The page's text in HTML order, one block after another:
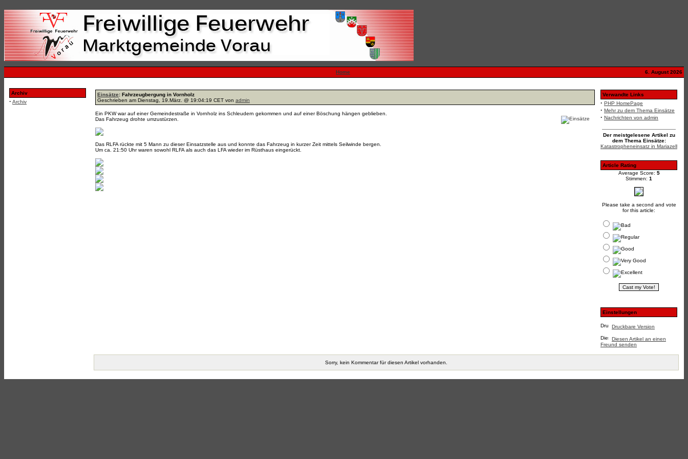
Home 6. August 2026
Archiv
· Archiv
Einsätze: Fahrzeugbergung in Vornholz
Geschrieben am Dienstag, 19.März. @ 19:04:19 CET von admin
Ein PKW war auf einer Gemeindestraße in Vornholz ins Schleudern gekommen und auf einer Böschung hängen geblieben.
Das Fahrzeug drohte umzustürzen.
Das RLFA rückte mit 5 Mann zu dieser Einsatzstelle aus und konnte das Fahrzeug in kurzer Zeit mittels Seilwinde bergen.
Um ca. 21:50 Uhr waren sowohl RLFA als auch das LFA wieder im Rüsthaus eingerückt.
Verwandte Links
· PHP HomePage
· Mehr zu dem Thema Einsätze
· Nachrichten von admin
Der meistgelesene Artikel zu
dem Thema Einsätze:
Katastropheneinsatz in Mariazell
Article Rating
Average Score: 5
Stimmen: 1
Please take a second and vote
for this article:
Einstellungen
Druckbare Version
Diesen Artikel an einen
Freund senden
Sorry, kein Kommentar für diesen Artikel vorhanden.